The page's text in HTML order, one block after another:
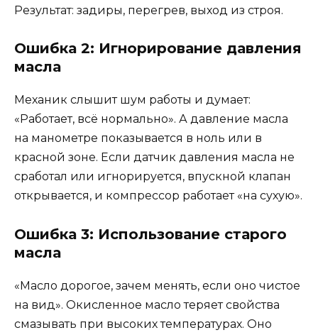
Результат: задиры, перегрев, выход из строя.
Ошибка 2: Игнорирование давления
масла
Механик слышит шум работы и думает:
«Работает, всё нормально». А давление масла
на манометре показывается в ноль или в
красной зоне. Если датчик давления масла не
сработал или игнорируется, впускной клапан
открывается, и компрессор работает «на сухую».
Ошибка 3: Использование старого
масла
«Масло дорогое, зачем менять, если оно чистое
на вид». Окисленное масло теряет свойства
смазывать при высоких температурах. Оно